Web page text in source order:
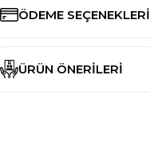
ÖDEME SEÇENEKLERI
ÜRÜN ÖNERILERI